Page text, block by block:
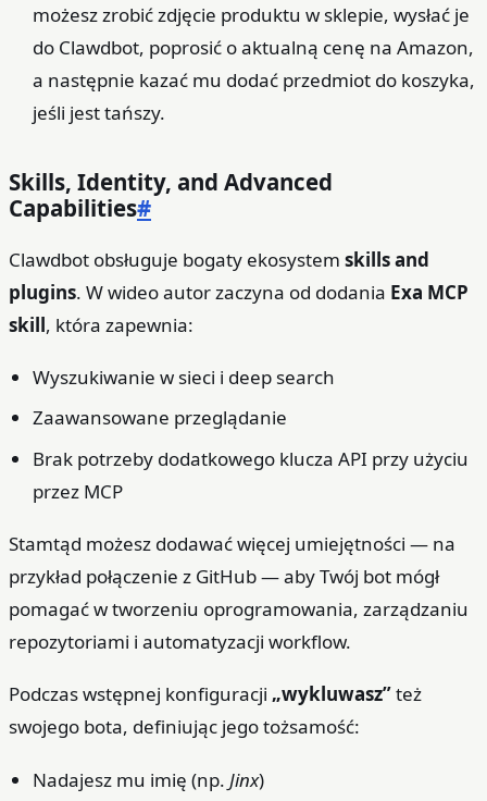
możesz zrobić zdjęcie produktu w sklepie, wysłać je
do Clawdbot, poprosić o aktualną cenę na Amazon,
a następnie kazać mu dodać przedmiot do koszyka,
jeśli jest tańszy.
Skills, Identity, and Advanced
Capabilities#
Clawdbot obsługuje bogaty ekosystem skills and
plugins. W wideo autor zaczyna od dodania Exa MCP
skill, która zapewnia:
Wyszukiwanie w sieci i deep search
Zaawansowane przeglądanie
Brak potrzeby dodatkowego klucza API przy użyciu
przez MCP
Stamtąd możesz dodawać więcej umiejętności — na
przykład połączenie z GitHub — aby Twój bot mógł
pomagać w tworzeniu oprogramowania, zarządzaniu
repozytoriami i automatyzacji workflow.
Podczas wstępnej konfiguracji „wykluwasz”też
swojego bota, definiując jego tożsamość:
Nadajesz mu imię (np. Jinx)